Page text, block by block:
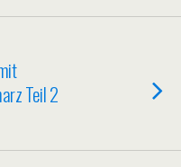
Teil 2